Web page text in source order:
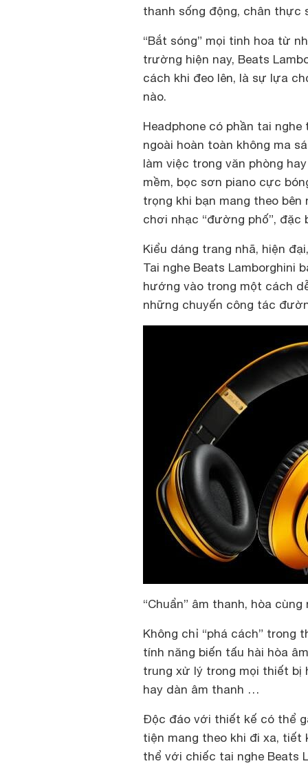
thanh sống động, chân thực
“Bắt sóng” mọi tinh hoa từ
trường hiện nay, Beats
cách khi đeo lên, là sự lựa
nào.
Headphone có phần tai
ngoài hoàn toàn không ma
làm việc trong văn phòng
mềm, bọc sơn piano cực
trọng khi bạn mang theo
chơi nhạc “đường phố”,
Kiểu dáng trang nhã, hiện
Tai nghe Beats Lamborghini
hướng vào trong một cách
những chuyến công tác
“Chuẩn” âm thanh, hòa
Không chỉ “phá cách” trong
tính năng biến tấu hài hòa
trung xử lý trong mọi thiết
hay dàn âm thanh …
Độc đáo với thiết kế có thể
tiện mang theo khi đi xa,
thể với chiếc tai nghe Beats